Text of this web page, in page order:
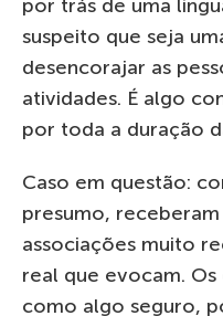
por trás de uma
suspeito que seja
desencorajar as
atividades. É algo
por toda a duração
Caso em questão:
presumo,
associações muito
real que evocam.
como algo seguro,